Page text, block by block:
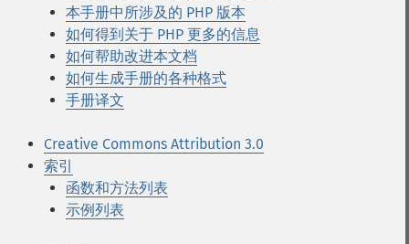
本手册中所涉及的 PHP 版本
如何得到关于 PHP 更多的信息
如何帮助改进本文档
如何生成手册的各种格式
手册译文
Creative Commons Attribution 3.0
索引
函数和方法列表
示例列表